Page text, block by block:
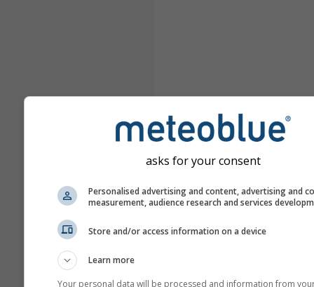
asks for your consent
Personalised advertising and content, advertising and
measurement, audience research and services
Store and/or access information on a device
Learn more
Your personal data will be processed and information from